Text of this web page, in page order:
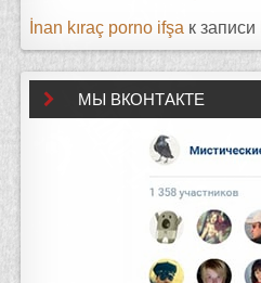
İnan kıraç porno ifşa к записи
МЫ ВКОНТАКТЕ